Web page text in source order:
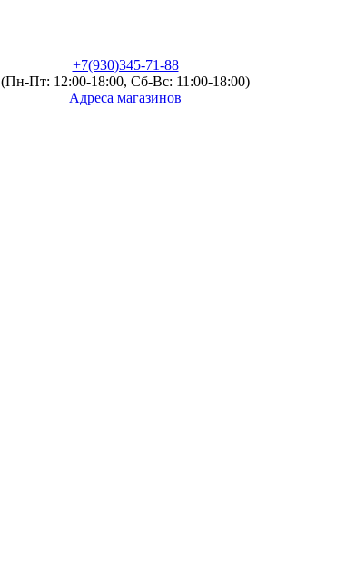
+7(930)345-71-88
(Пн-Пт: 12:00-18:00, Сб-Вс: 11:00-18:00)
Адреса магазинов